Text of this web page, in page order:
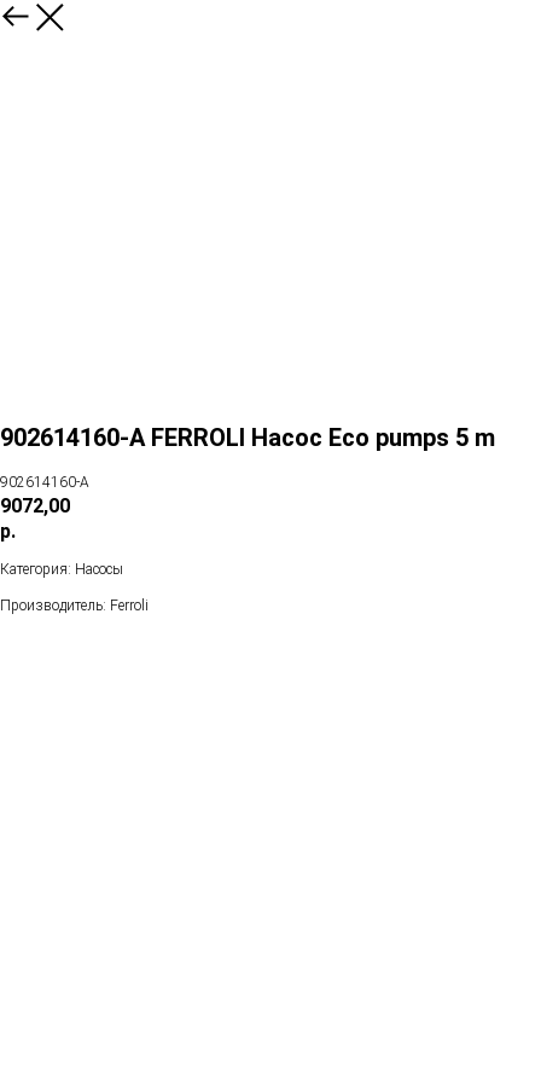
902614160-А FERROLI Насос Eco pumps 5 m
902614160-А
9072,00
р.
Категория: Насосы
Производитель: Ferroli